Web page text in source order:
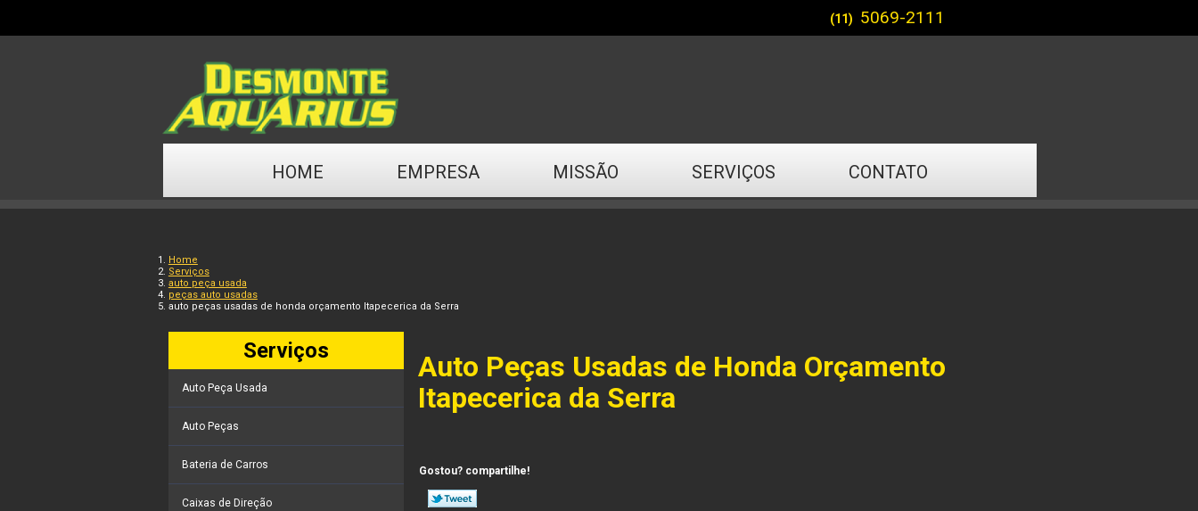
HOME EMPRESA MISSÃO SERVIÇOS CONTATO
(11) 5069-2111
Home
Serviços
auto peça usada
peças auto usadas
auto peças usadas de honda orçamento Itapecerica da Serra
Serviços
Auto Peça Usada
Auto Peças
Bateria de Carros
Caixas de Direção
Auto Peças Usadas de Honda Orçamento
Itapecerica da Serra
Gostou? compartilhe!